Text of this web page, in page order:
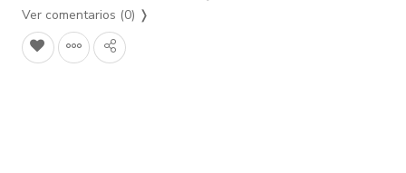
Ver comentarios (0) ❭